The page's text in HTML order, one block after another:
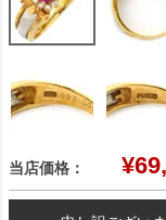
当店価格： ¥